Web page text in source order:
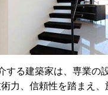
する建築家は、専業の
力、信頼性を踏まえ、